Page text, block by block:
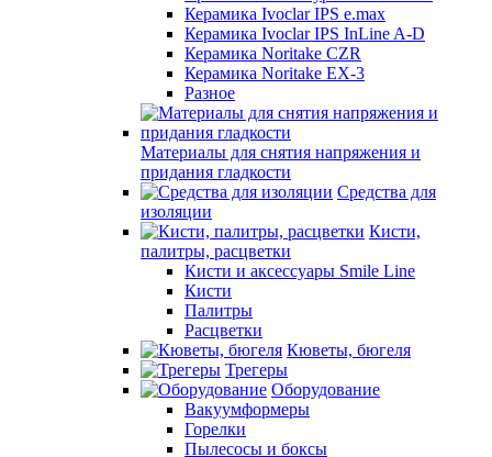
Керамика Ivoclar IPS e.max
Керамика Ivoclar IPS InLine A-D
Керамика Noritake CZR
Керамика Noritake EX-3
Разное
Материалы для снятия напряжения и
придания гладкости
Средства для
изоляции
Кисти,
палитры, расцветки
Кисти и аксессуары Smile Line
Кисти
Палитры
Расцветки
Кюветы, бюгеля
Трегеры
Оборудование
Вакуумформеры
Горелки
Пылесосы и боксы